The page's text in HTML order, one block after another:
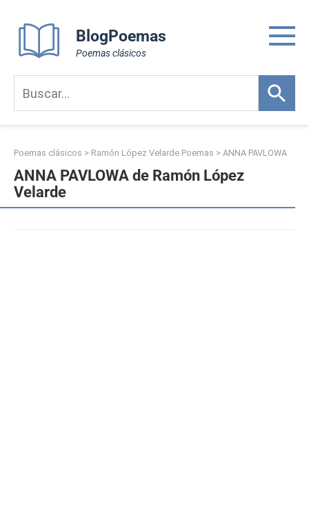
content
BlogPoemas
Poemas clásicos
Poemas clásicos > Ramón López Velarde Poemas > ANNA PAVLOWA
ANNA PAVLOWA de Ramón López
Velarde